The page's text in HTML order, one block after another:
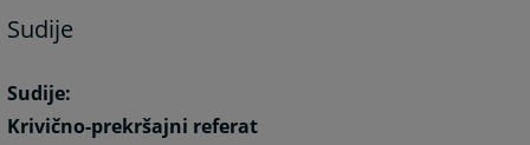
Sudije
Sudije:
Krivično-prekršajni referat